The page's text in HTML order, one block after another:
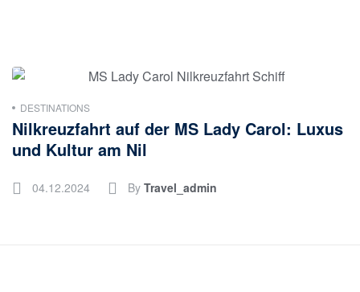
DESTINATIONS
Nilkreuzfahrt auf der MS Lady Carol: Luxus
und Kultur am Nil
04.12.2024 By Travel_admin